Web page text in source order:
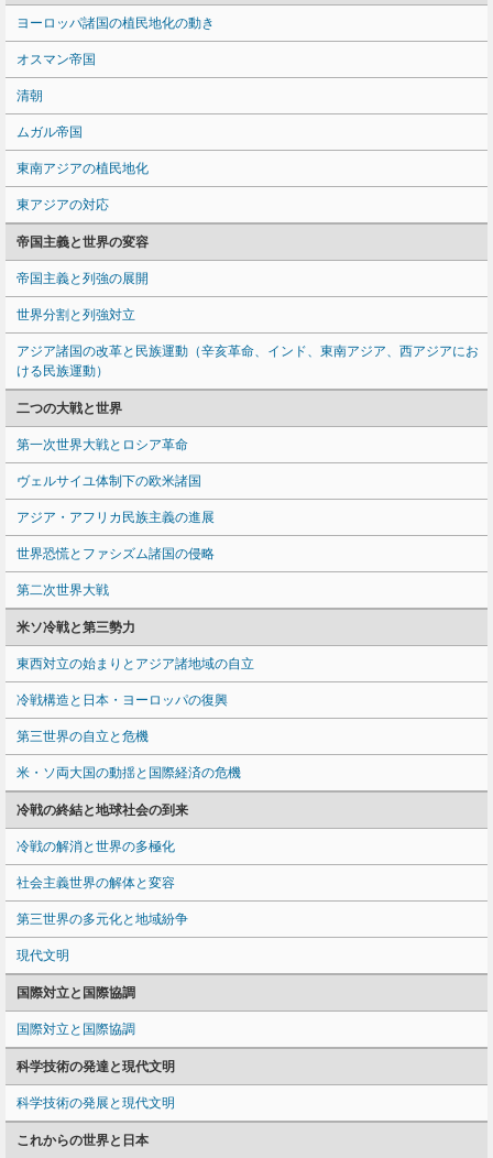
ヨーロッパ諸国の植民地化の動き
オスマン帝国
清朝
ムガル帝国
東南アジアの植民地化
東アジアの対応
帝国主義と世界の変容
帝国主義と列強の展開
世界分割と列強対立
アジア諸国の改革と民族運動（辛亥革命、インド、東南アジア、西アジアにお
ける民族運動）
二つの大戦と世界
第一次世界大戦とロシア革命
ヴェルサイユ体制下の欧米諸国
アジア・アフリカ民族主義の進展
世界恐慌とファシズム諸国の侵略
第二次世界大戦
米ソ冷戦と第三勢力
東西対立の始まりとアジア諸地域の自立
冷戦構造と日本・ヨーロッパの復興
第三世界の自立と危機
米・ソ両大国の動揺と国際経済の危機
冷戦の終結と地球社会の到来
冷戦の解消と世界の多極化
社会主義世界の解体と変容
第三世界の多元化と地域紛争
現代文明
国際対立と国際協調
国際対立と国際協調
科学技術の発達と現代文明
科学技術の発展と現代文明
これからの世界と日本